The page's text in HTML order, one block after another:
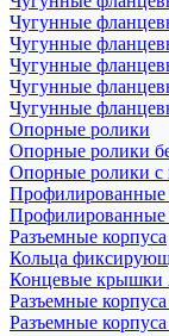
Чугунные
Чугунные
Чугунные
Чугунные
Чугунные
Опорные ролики
Опорные ролики
Опорные ролики с
Профилированные
Профилированные
Разъемные корпуса
Кольца
Концевые крышки
Разъемные
Разъемные